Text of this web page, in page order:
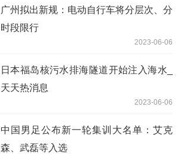
广州拟出新规：电动自行车将分层次、分
时段限行
2023-06-06
日本福岛核污水排海隧道开始注入海水_
天天热消息
2023-06-06
中国男足公布新一轮集训大名单：艾克
森、武磊等入选